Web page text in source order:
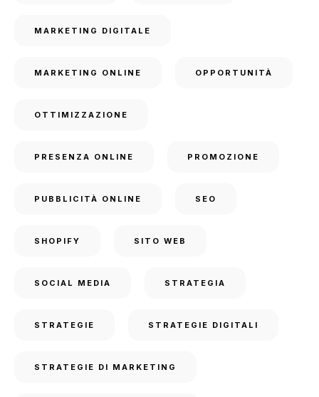
MARKETING DIGITALE
MARKETING ONLINE OPPORTUNITÀ
OTTIMIZZAZIONE
PRESENZA ONLINE PROMOZIONE
PUBBLICITÀ ONLINE SEO
SHOPIFY SITO WEB
SOCIAL MEDIA STRATEGIA
STRATEGIE STRATEGIE DIGITALI
STRATEGIE DI MARKETING